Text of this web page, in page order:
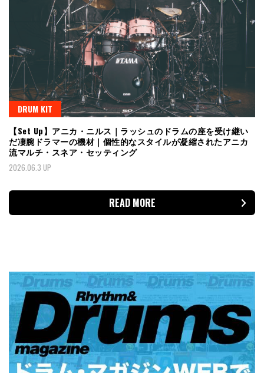
DRUM KIT
【Set Up】アニカ・ニルス｜ラッシュのドラムの座を受け継い
だ凄腕ドラマーの機材｜個性的なスタイルが凝縮されたアニカ
流マルチ・スネア・セッティング
2026.06.3 UP
READ MORE